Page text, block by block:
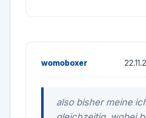
womoboxer
also bisher meine